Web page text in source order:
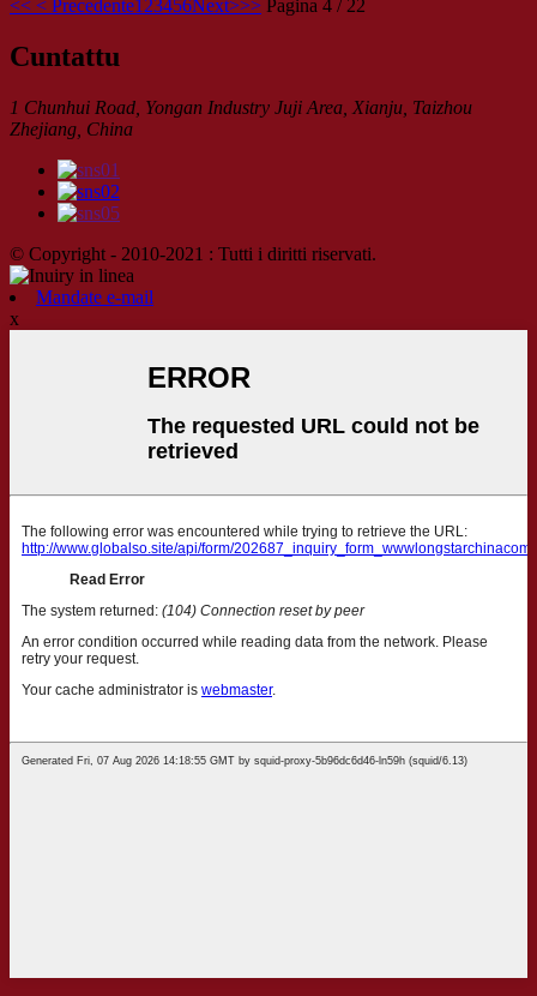
<< < Precedente1 23456Next>>> Pagina 4 / 22
Cuntattu
1 Chunhui Road, Yongan Industry Juji Area, Xianju, Taizhou
Zhejiang, China
© Copyright - 2010-2021 : Tutti i diritti riservati.
Mandate e-mail
x